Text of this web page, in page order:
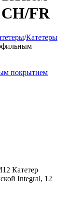
FR
/Катетеры
Катетер
Integral, 12